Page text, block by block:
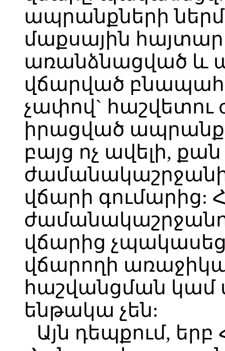
ապրանքների
մաքսային
առանձնացված և
վճարված
չափով`
իրացված
բայց ոչ ավելի,
վճարի գումարից:
վճարից
վճարողի
հաշվանցման կամ
ենթակա չեն:
Այն դեպքում,